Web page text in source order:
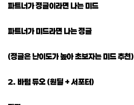
파트너가 정글이라면 나는 미드
파트너가 미드라면 나는 정글
(정글은 난이도가 높아 초보자는 미드 추천)
2. 바텀 듀오 (원딜 + 서포터)